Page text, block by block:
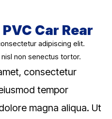
Car Rear
adipiscing elit.
non senectus tortor.
consectetur
tempor
magna aliqua. Ut